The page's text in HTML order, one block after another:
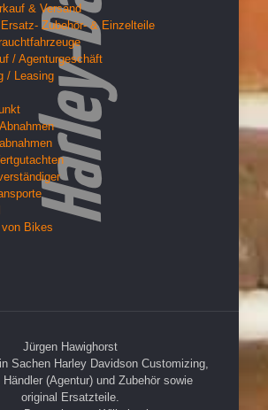
& Versand
Zubehör- & Einzelteile
/ Agenturgeschäft
/ Leasing
Bikes
Jürgen Hawighorst
Sachen Harley Davidson Customizing,
(Agentur) und Zubehör sowie
original Ersatzteile.